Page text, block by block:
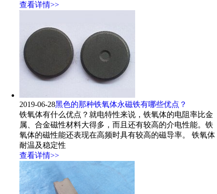
查看详情>>
2019-06-28黑色的那种铁氧体永磁铁有哪些优点？
铁氧体有什么优点？就电特性来说，铁氧体的电阻率比金
属、合金磁性材料大得多，而且还有较高的介电性能。铁
氧体的磁性能还表现在高频时具有较高的磁导率。 铁氧体
耐温及稳定性
查看详情>>